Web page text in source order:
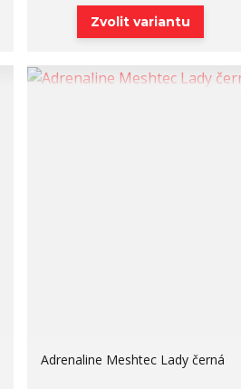
Zvolit variantu
Adrenaline Meshtec Lady černá